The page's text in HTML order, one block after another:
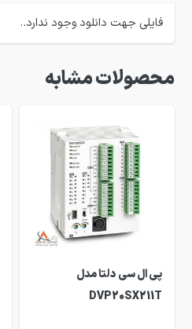
فایلی جهت دانلود وجود ندارد..
محصولات مشابه
پی ال سی دلتا مدل
DVP20SX211T